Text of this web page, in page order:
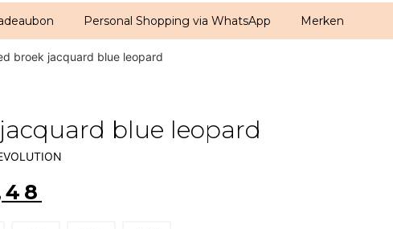
Personal Shopping via WhatsApp Merken
broek jacquard blue leopard
blue leopard